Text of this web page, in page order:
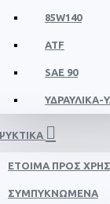
85W140
ATF
SAE 90
ΥΔΡΑΥΛΙΚΑ-
ΕΤΟΙΜΑ ΠΡΟΣ
ΣΥΜΠΥΚΝΩΜΕΝΑ